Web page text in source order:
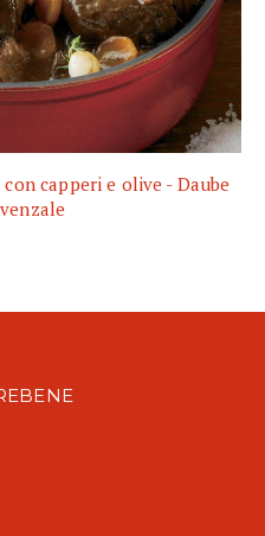
capperi e olive - Daube